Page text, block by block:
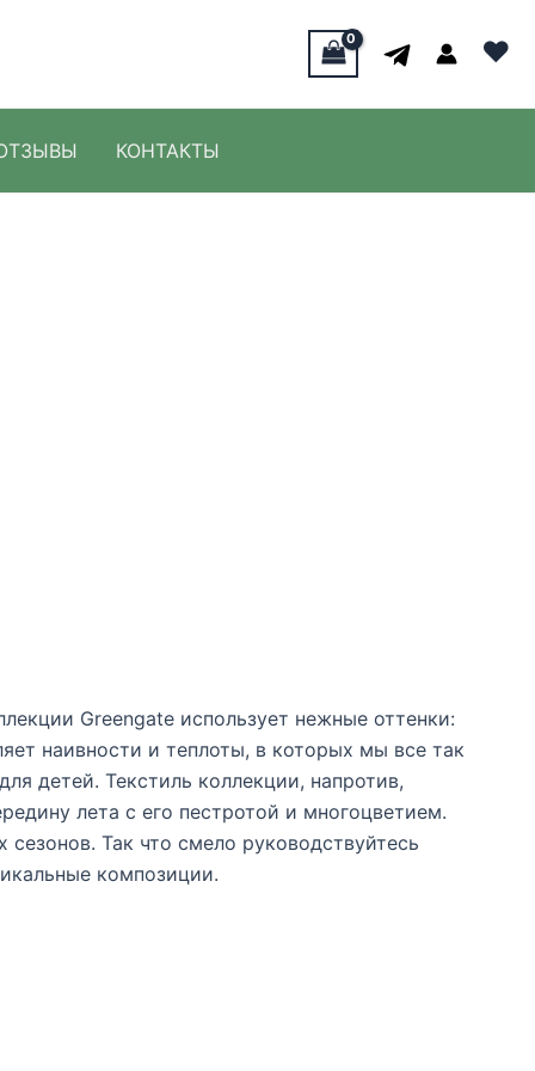
♥
КОНТАКТЫ
Greengate использует нежные оттенки:
наивности и теплоты, в которых мы все так
детей. Текстиль коллекции, напротив,
лета с его пестротой и многоцветием.
Так что смело руководствуйтесь
композиции.